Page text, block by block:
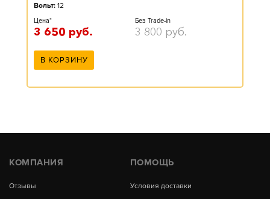
Вольт: 12
Цена*
3 650 руб.
Без Trade-in
3 800 руб.
В КОРЗИНУ
КОМПАНИЯ
Отзывы
ПОМОЩЬ
Условия доставки